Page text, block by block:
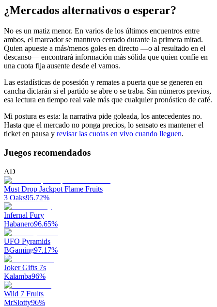
¿Mercados alternativos o esperar?
No es un matiz menor. En varios de los últimos encuentros entre
ambos, el marcador se mantuvo cerrado durante la primera mitad.
Quien apueste a más/menos goles en directo —o al resultado en el
descanso— encontrará información más sólida que quien confíe en
una cuota fija ausente desde el vamos.
Las estadísticas de posesión y remates a puerta que se generen en
cancha dictarán si el partido se abre o se traba. Sin números previos,
esa lectura en tiempo real vale más que cualquier pronóstico de café.
Mi postura es esta: la narrativa pide goleada, los antecedentes no.
Hasta que el mercado no ponga precios, lo sensato es mantener el
ticket en pausa y revisar las cuotas en vivo cuando lleguen.
Juegos recomendados
AD
Must Drop Jackpot Flame Fruits
3 Oaks95.72%
Infernal Fury
Habanero96.65%
UFO Pyramids
BGaming97.17%
Joker Gifts 7s
Kalamba96%
Wild 7 Fruits
MrSlotty96%